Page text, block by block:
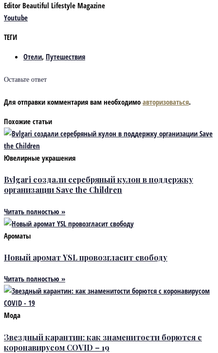
Editor Beautiful Lifestyle Magazine
Youtube
ТЕГИ
Отели, Путешествия
Оставьте ответ
Для отправки комментария вам необходимо авторизоваться.
Похожие статьи
Ювелирные украшения
Bvlgari создали серебряный кулон в поддержку
организации Save the Children
Читать полностью »
Ароматы
Новый аромат YSL провозгласит свободу
Читать полностью »
Мода
Звездный карантин: как знаменитости борются с
коронавирусом COVID – 19